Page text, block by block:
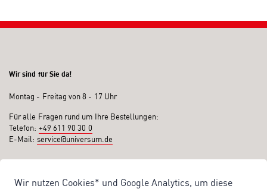
Wir nutzen Cookies* und Google Analytics, um diese
Wir sind für Sie da!
Montag - Freitag von 8 - 17 Uhr
Für alle Fragen rund um Ihre Bestellungen:
Telefon: +49 611 90 30 0
E-Mail: service@universum.de